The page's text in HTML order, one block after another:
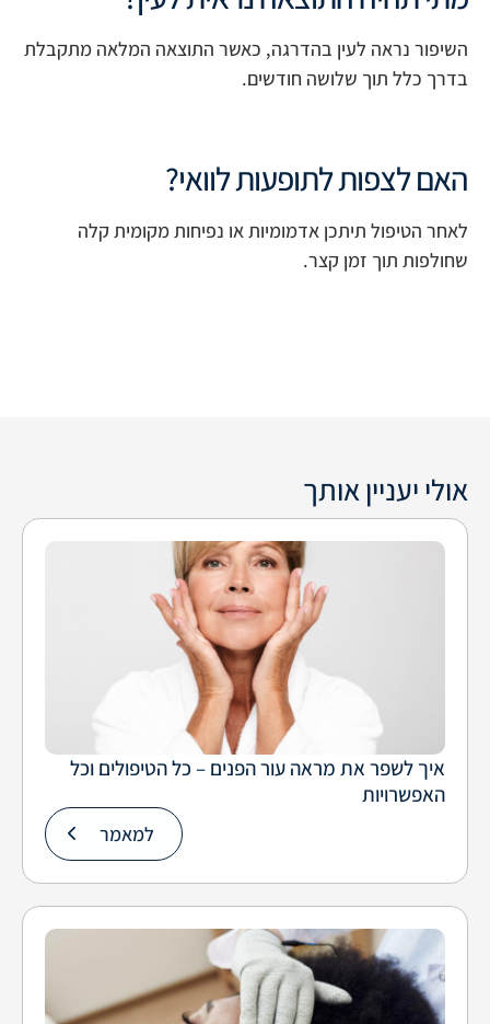
השיפור נראה לעין בהדרגה, כאשר התוצאה המלאה מתקבלת
בדרך כלל תוך שלושה חודשים.
האם לצפות לתופעות לוואי?
לאחר הטיפול תיתכן אדמומיות או נפיחות מקומית קלה
שחולפות תוך זמן קצר.
אולי יעניין אותך
איך לשפר את מראה עור הפנים – כל הטיפולים וכל
האפשרויות
למאמר